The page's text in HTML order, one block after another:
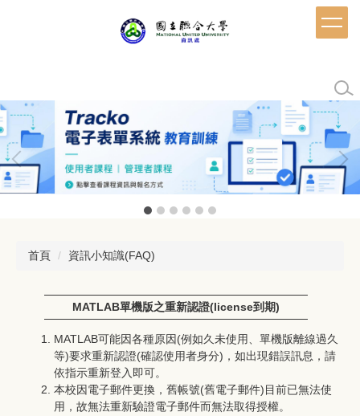
區
首頁 資訊小知識(FAQ)
MATLAB單機版之重新認證(license到期)
MATLAB可能因各種原因(例如久未使用、單機版離線過久
等)要求重新認證(確認使用者身分)，如出現錯誤訊息，請
依指示重新登入即可。
本校因電子郵件更換，舊帳號(舊電子郵件)目前已無法使
用，故無法重新驗證電子郵件而無法取得授權。